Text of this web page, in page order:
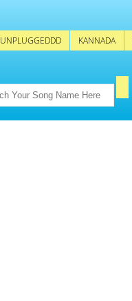
UNPLUGGEDDD KANNADA